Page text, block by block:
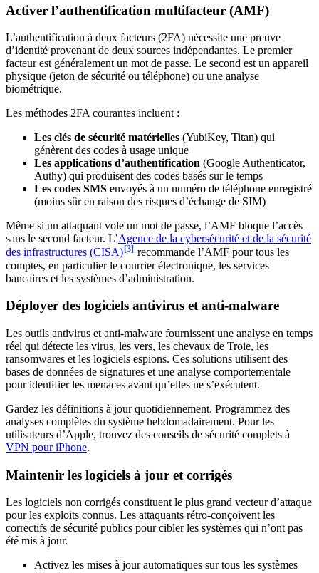
Activer l’authentification multifacteur (AMF)
L’authentification à deux facteurs (2FA) nécessite une preuve
d’identité provenant de deux sources indépendantes. Le premier
facteur est généralement un mot de passe. Le second est un appareil
physique (jeton de sécurité ou téléphone) ou une analyse
biométrique.
Les méthodes 2FA courantes incluent :
Les clés de sécurité matérielles (YubiKey, Titan) qui
génèrent des codes à usage unique
Les applications d’authentification (Google Authenticator,
Authy) qui produisent des codes basés sur le temps
Les codes SMS envoyés à un numéro de téléphone enregistré
(moins sûr en raison des risques d’échange de SIM)
Même si un attaquant vole un mot de passe, l’AMF bloque l’accès
sans le second facteur. L’Agence de la cybersécurité et de la sécurité
des infrastructures (CISA) [3]
recommande l’AMF pour tous les
comptes, en particulier le courrier électronique, les services
bancaires et les systèmes d’administration.
Déployer des logiciels antivirus et anti-malware
Les outils antivirus et anti-malware fournissent une analyse en temps
réel qui détecte les virus, les vers, les chevaux de Troie, les
ransomwares et les logiciels espions. Ces solutions utilisent des
bases de données de signatures et une analyse comportementale
pour identifier les menaces avant qu’elles ne s’exécutent.
Gardez les définitions à jour quotidiennement. Programmez des
analyses complètes du système hebdomadairement. Pour les
utilisateurs d’Apple, trouvez des conseils de sécurité complets à
VPN pour iPhone.
Maintenir les logiciels à jour et corrigés
Les logiciels non corrigés constituent le plus grand vecteur d’attaque
pour les exploits connus. Les attaquants rétro-conçoivent les
correctifs de sécurité publics pour cibler les systèmes qui n’ont pas
été mis à jour.
Activez les mises à jour automatiques sur tous les systèmes